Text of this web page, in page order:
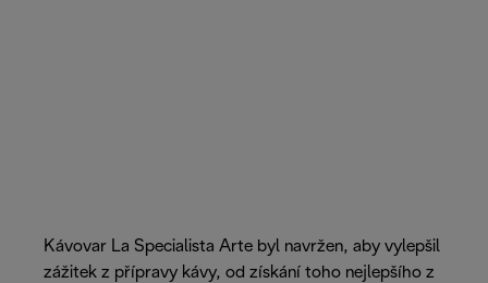
Kávovar La Specialista Arte byl navržen, aby vylepšil
zážitek z přípravy kávy, od získání toho nejlepšího z